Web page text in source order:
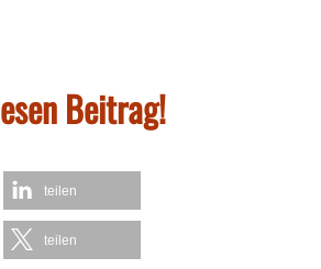
Beitrag!
teilen
teilen